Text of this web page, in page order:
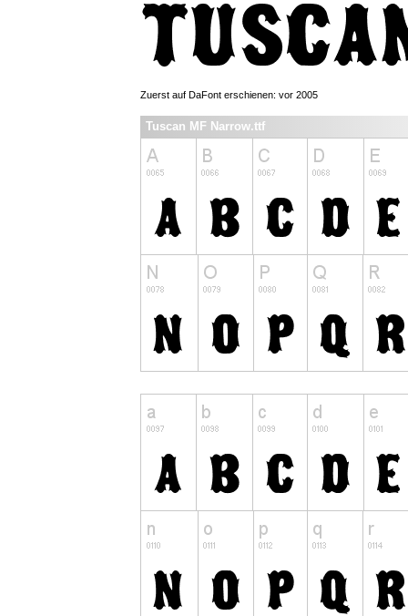
Zuerst auf DaFont erschienen: vor 2005
Tuscan MF Narrow.ttf